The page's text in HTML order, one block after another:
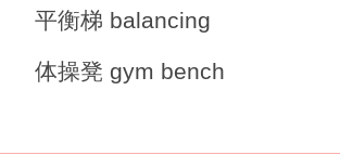
平衡梯 balancing
体操凳 gym bench